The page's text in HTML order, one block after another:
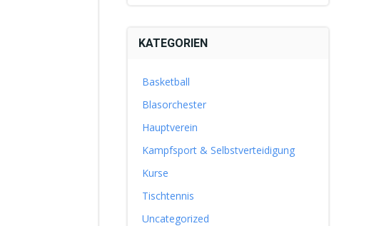
KATEGORIEN
Basketball
Blasorchester
Hauptverein
Kampfsport & Selbstverteidigung
Kurse
Tischtennis
Uncategorized